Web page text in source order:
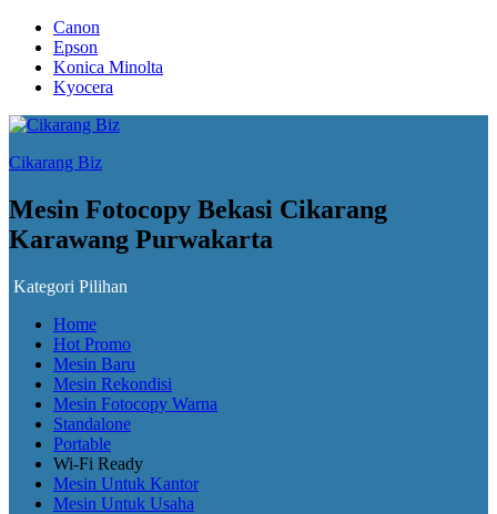
Canon
Epson
Konica Minolta
Kyocera
Cikarang Biz
Mesin Fotocopy Bekasi Cikarang
Karawang Purwakarta
Kategori Pilihan
Home
Hot Promo
Mesin Baru
Mesin Rekondisi
Mesin Fotocopy Warna
Standalone
Portable
Wi-Fi Ready
Mesin Untuk Kantor
Mesin Untuk Usaha